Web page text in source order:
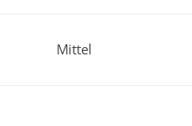
Mittel